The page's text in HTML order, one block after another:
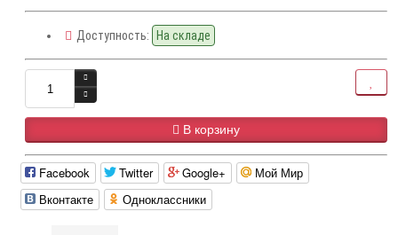
Доступность: На складе
В корзину
Facebook Twitter Google+
Мой Мир
Вконтакте
Одноклассники